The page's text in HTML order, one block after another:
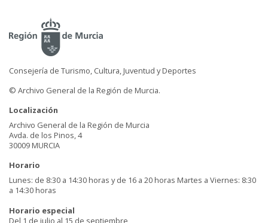
Consejería de Turismo, Cultura, Juventud y Deportes
© Archivo General de la Región de Murcia.
Localización
Archivo General de la Región de Murcia
Avda. de los Pinos, 4
30009 MURCIA
Horario
Lunes: de 8:30 a 14:30 horas y de 16 a 20 horas Martes a Viernes: 8:30
a 14:30 horas
Horario especial
Del 1 de julio al 15 de septiembre